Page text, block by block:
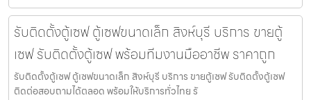
รับติดตั้งตู้เซฟ ตู้เซฟขนาดเล็ก สิงห์บุรี บริการ ขายตู้
เซฟ รับติดตั้งตู้เซฟ พร้อมทีมงานมืออาชีพ ราคาถูก
รับติดตั้งตู้เซฟ ตู้เซฟขนาดเล็ก สิงห์บุรี บริการ ขายตู้เซฟ รับติดตั้งตู้เซฟ
ติดต่อสอบถามได้ตลอด พร้อมให้บริการทั่วไทย รั